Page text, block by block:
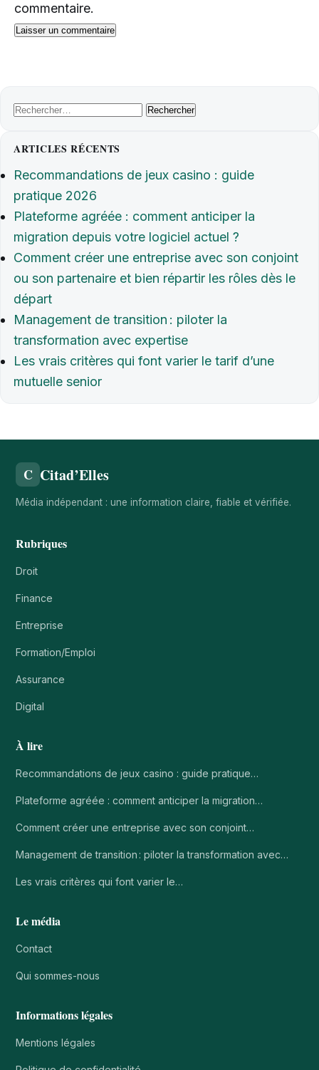
commentaire.
Rechercher :
ARTICLES RÉCENTS
Recommandations de jeux casino : guide
pratique 2026
Plateforme agréée : comment anticiper la
migration depuis votre logiciel actuel ?
Comment créer une entreprise avec son conjoint
ou son partenaire et bien répartir les rôles dès le
départ
Management de transition : piloter la
transformation avec expertise
Les vrais critères qui font varier le tarif d’une
mutuelle senior
C Citad’Elles
Média indépendant : une information claire, fiable et vérifiée.
Rubriques
Droit
Finance
Entreprise
Formation/Emploi
Assurance
Digital
À lire
Recommandations de jeux casino : guide pratique…
Plateforme agréée : comment anticiper la migration…
Comment créer une entreprise avec son conjoint…
Management de transition : piloter la transformation avec…
Les vrais critères qui font varier le…
Le média
Contact
Qui sommes-nous
Informations légales
Mentions légales